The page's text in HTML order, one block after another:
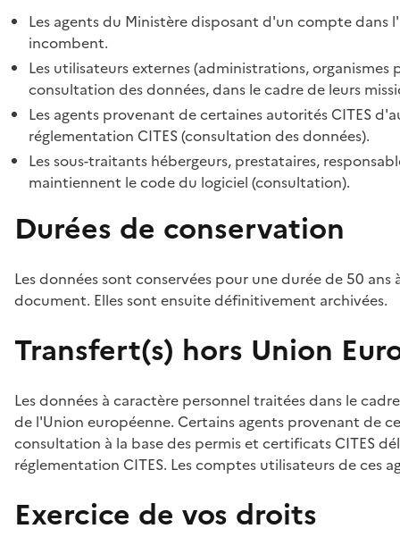
Les agents du Ministère disposant d'un compte
incombent.
Les utilisateurs externes (administrations,
consultation des données, dans le cadre de leurs
Les agents provenant de certaines autorités CITES
réglementation CITES (consultation des données).
Les sous-traitants hébergeurs, prestataires,
maintiennent le code du logiciel (consultation).
Durées de conservation
Les données sont conservées pour une durée de 50
document. Elles sont ensuite définitivement archivées.
Transfert(s) hors Union
Les données à caractère personnel traitées dans le
de l'Union européenne. Certains agents provenant de
consultation à la base des permis et certificats CITES
réglementation CITES. Les comptes utilisateurs de ces
Exercice de vos droits